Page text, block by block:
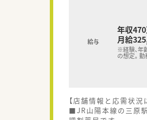
給与
年収
月給
※経験、年
の想定。
【店舗情報と応需状況
■JR山陽本線の三原